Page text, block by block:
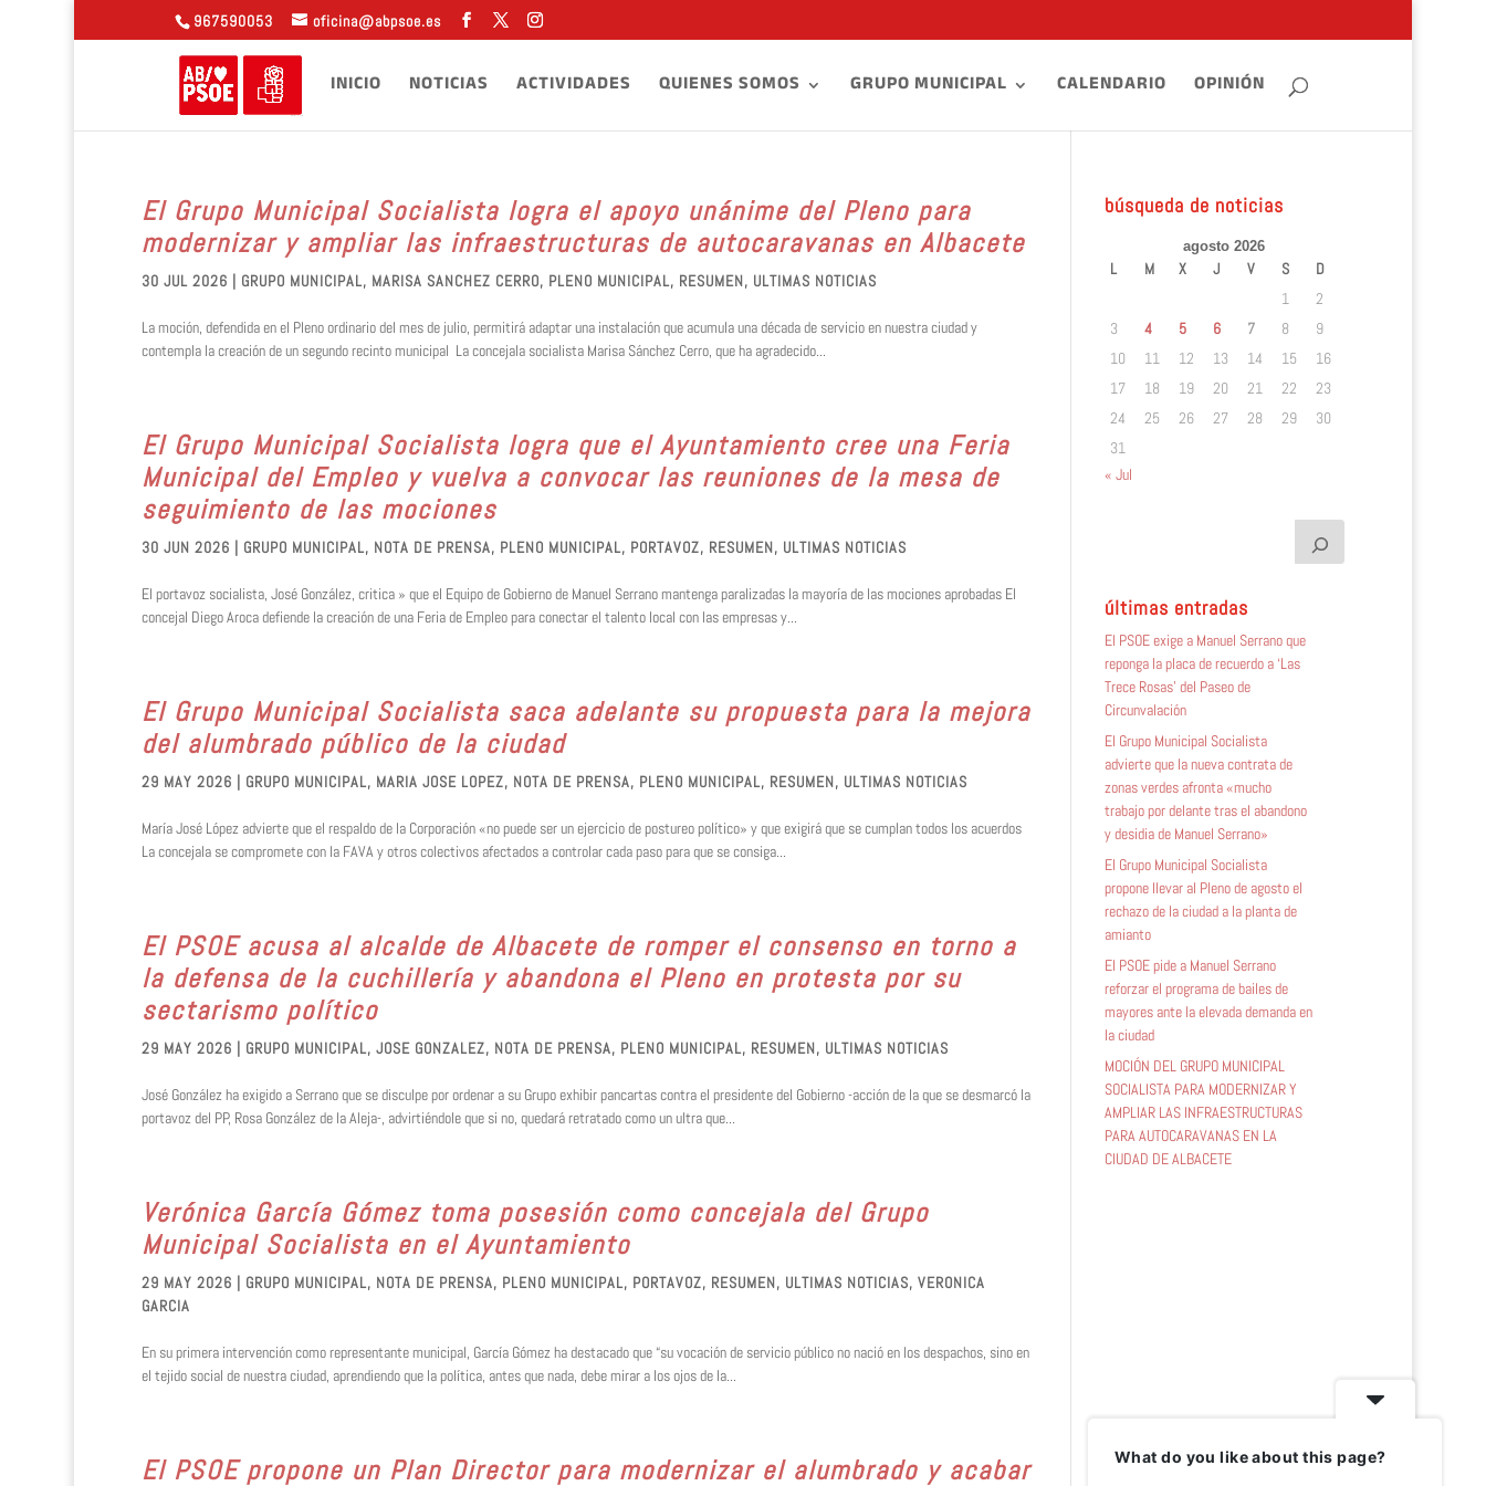
967590053 oficina@abpsoe.es
INICIO NOTICIAS ACTIVIDADES QUIENES SOMOS GRUPO MUNICIPAL CALENDARIO OPINIÓN
El Grupo Municipal Socialista logra el apoyo unánime del Pleno para
modernizar y ampliar las infraestructuras de autocaravanas en Albacete
30 JUL 2026 | GRUPO MUNICIPAL, MARISA SANCHEZ CERRO, PLENO MUNICIPAL, RESUMEN, ULTIMAS NOTICIAS
La moción, defendida en el Pleno ordinario del mes de julio, permitirá adaptar una instalación que acumula una década de servicio en nuestra ciudad y
contempla la creación de un segundo recinto municipal La concejala socialista Marisa Sánchez Cerro, que ha agradecido...
El Grupo Municipal Socialista logra que el Ayuntamiento cree una Feria
Municipal del Empleo y vuelva a convocar las reuniones de la mesa de
seguimiento de las mociones
30 JUN 2026 | GRUPO MUNICIPAL, NOTA DE PRENSA, PLENO MUNICIPAL, PORTAVOZ, RESUMEN, ULTIMAS NOTICIAS
El portavoz socialista, José González, critica » que el Equipo de Gobierno de Manuel Serrano mantenga paralizadas la mayoría de las mociones aprobadas El
concejal Diego Aroca defiende la creación de una Feria de Empleo para conectar el talento local con las empresas y...
El Grupo Municipal Socialista saca adelante su propuesta para la mejora
del alumbrado público de la ciudad
29 MAY 2026 | GRUPO MUNICIPAL, MARIA JOSE LOPEZ, NOTA DE PRENSA, PLENO MUNICIPAL, RESUMEN, ULTIMAS NOTICIAS
María José López advierte que el respaldo de la Corporación «no puede ser un ejercicio de postureo político» y que exigirá que se cumplan todos los acuerdos
La concejala se compromete con la FAVA y otros colectivos afectados a controlar cada paso para que se consiga...
El PSOE acusa al alcalde de Albacete de romper el consenso en torno a
la defensa de la cuchillería y abandona el Pleno en protesta por su
sectarismo político
29 MAY 2026 | GRUPO MUNICIPAL, JOSE GONZALEZ, NOTA DE PRENSA, PLENO MUNICIPAL, RESUMEN, ULTIMAS NOTICIAS
José González ha exigido a Serrano que se disculpe por ordenar a su Grupo exhibir pancartas contra el presidente del Gobierno -acción de la que se desmarcó la
portavoz del PP, Rosa González de la Aleja-, advirtiéndole que si no, quedará retratado como un ultra que...
Verónica García Gómez toma posesión como concejala del Grupo
Municipal Socialista en el Ayuntamiento
29 MAY 2026 | GRUPO MUNICIPAL, NOTA DE PRENSA, PLENO MUNICIPAL, PORTAVOZ, RESUMEN, ULTIMAS NOTICIAS, VERONICA
GARCIA
En su primera intervención como representante municipal, García Gómez ha destacado que “su vocación de servicio público no nació en los despachos, sino en
el tejido social de nuestra ciudad, aprendiendo que la política, antes que nada, debe mirar a los ojos de la...
El PSOE propone un Plan Director para modernizar el alumbrado y acabar
búsqueda de noticias
agosto 2026
L M X J V S
D
1
2
3
4 5 6 7 8
9
10
11 12 13 14 15
16
17
18 19 20 21 22
23
24
25 26 27 28 29
30
31
« Jul
últimas entradas
El PSOE exige a Manuel Serrano que
reponga la placa de recuerdo a ‘Las
Trece Rosas’ del Paseo de
Circunvalación
El Grupo Municipal Socialista
advierte que la nueva contrata de
zonas verdes afronta «mucho
trabajo por delante tras el abandono
y desidia de Manuel Serrano»
El Grupo Municipal Socialista
propone llevar al Pleno de agosto el
rechazo de la ciudad a la planta de
amianto
El PSOE pide a Manuel Serrano
reforzar el programa de bailes de
mayores ante la elevada demanda en
la ciudad
MOCIÓN DEL GRUPO MUNICIPAL
SOCIALISTA PARA MODERNIZAR Y
AMPLIAR LAS INFRAESTRUCTURAS
PARA AUTOCARAVANAS EN LA
CIUDAD DE ALBACETE
What do you like about this page?